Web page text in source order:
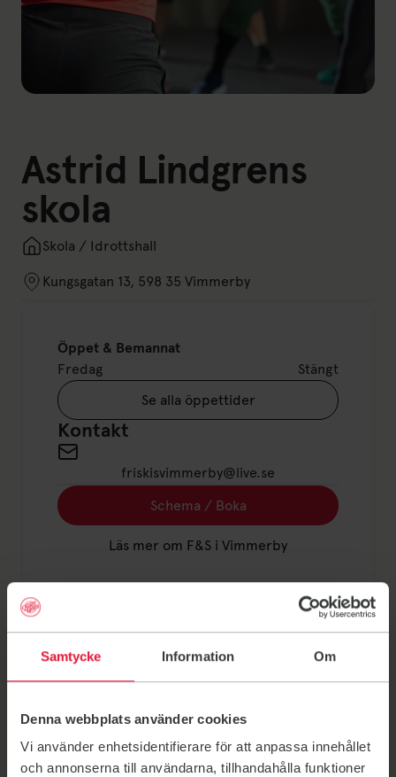
Samtycke Information Om
Denna webbplats använder cookies
Vi använder enhetsidentifierare för att anpassa innehållet
och annonserna till användarna, tillhandahålla funktioner
Astrid Lindgrens
skola
Skola / Idrottshall
Kungsgatan 13, 598 35 Vimmerby
Öppet & Bemannat
Fredag
Stängt
Se alla öppettider
Kontakt
friskisvimmerby@live.se
Schema / Boka
Läs mer om F&S i Vimmerby
Välkommen till Friskis Vimmerby. Du hittar oss i Astrid
Lindgrens skola. Spana in schemat för mer info.
Bekvämligheter
Parkering
RWC